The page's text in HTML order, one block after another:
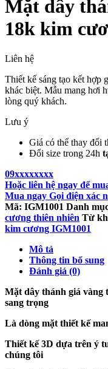
Mặt dây
18k kim
Liên hệ
Thiết kế sáng tạo kết hợp
khác biệt. Mẫu mang hơi
lòng quý khách.
Lưu ý
Giá có thể thay đổi
Đổi size trong 24h
09xxxxxxxx
Hoặc liên hệ ngay để
Mua ngay Gọi điện xác
Mã: IGM1001 Danh
cương thiên nhiên Từ
kim cương IGM1001
Mô tả
Thông tin bổ sung
Đánh giá (0)
Mặt dây thánh giá vàng
sang trọng
Là dòng mặt thiết kế
Thiết kế 3D dựa trên ý
chúng tôi